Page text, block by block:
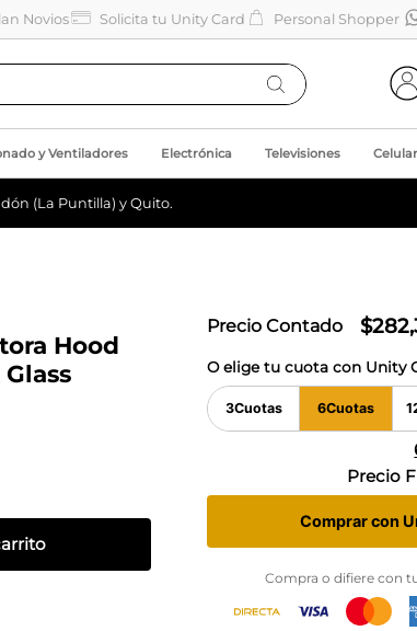
Novios Solicita tu Unity Card Personal Shopper
y Ventiladores Electrónica Televisiones
(La Puntilla) y Quito.
Hood
Glass
Precio Contado $282,
O elige tu cuota con Unity
3Cuotas 6Cuotas
Precio
Comprar con
Compra o difiere con